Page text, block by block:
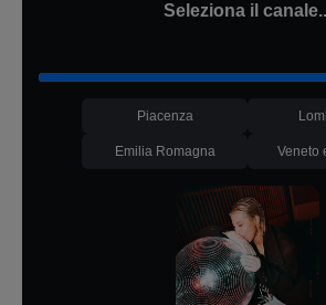
Seleziona il
Piacenza
Emilia Romagna Veneto